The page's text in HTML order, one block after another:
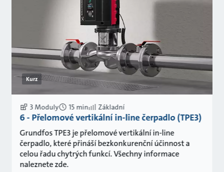
Kurz
3 Moduly 15 min Základní
6 - Přelomové vertikální in-line čerpadlo (TPE3)
Grundfos TPE3 je přelomové vertikální in-line
čerpadlo, které přináší bezkonkurenční účinnost a
celou řadu chytrých funkcí. Všechny informace
naleznete zde.